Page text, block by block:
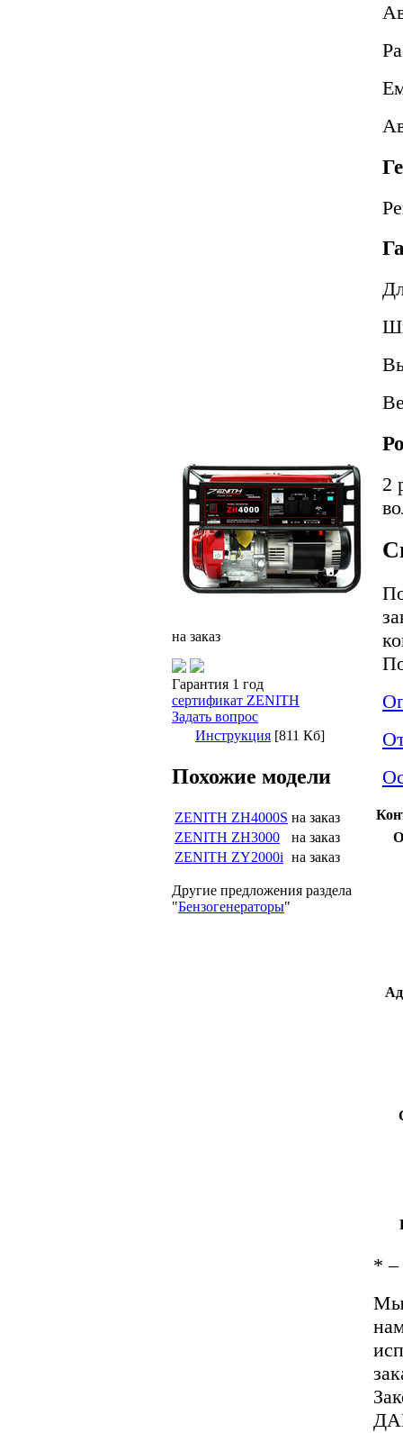
на заказ
Гарантия 1 год
сертификат ZENITH
Задать вопрос
Инструкция [811 Кб]
Похожие модели
ZENITH ZH4000S на заказ
ZENITH ZH3000
на заказ
ZENITH ZY2000i на заказ
Другие предложения раздела
"Бензогенераторы"
2
* –
Мы